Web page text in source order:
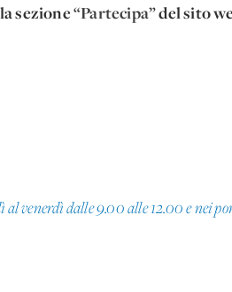
sezione“Partecipa”del sito
venerdì dalle 9.00 alle 12.00 e nei